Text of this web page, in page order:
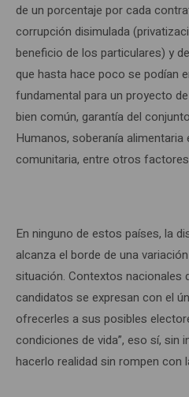
de un porcentaje por cada
corrupción disimulada
beneficio de los particulares) y
que hasta hace poco se podían
fundamental para un proyecto
bien común, garantía del
Humanos, soberanía alimentaria
comunitaria, entre otros
En ninguno de estos países, la
alcanza el borde de una
situación. Contextos nacionales
candidatos se expresan con el
ofrecerles a sus posibles
condiciones de vida”, eso sí, sin
hacerlo realidad sin rompen con